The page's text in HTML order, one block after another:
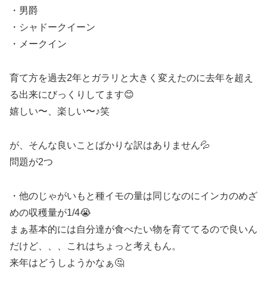
・男爵
・シャドークイーン
・メークイン
育て方を過去2年とガラリと大きく変えたのに去年を超え
る出来にびっくりしてます😊
嬉しい〜、楽しい〜♪笑
が、そんな良いことばかりな訳はありません💦
問題が2つ
・他のじゃがいもと種イモの量は同じなのにインカのめざ
めの収穫量が1/4😭
まぁ基本的には自分達が食べたい物を育ててるので良いん
だけど、、、これはちょっと考えもん。
来年はどうしようかなぁ🤔